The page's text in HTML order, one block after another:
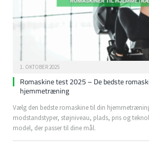
1. OKTOBER 2025
Romaskine test 2025 – De bedste
hjemmetræning
Vælg den bedste romaskine til din
modstandstyper, støjniveau, plads, pris og
model, der passer til dine mål.